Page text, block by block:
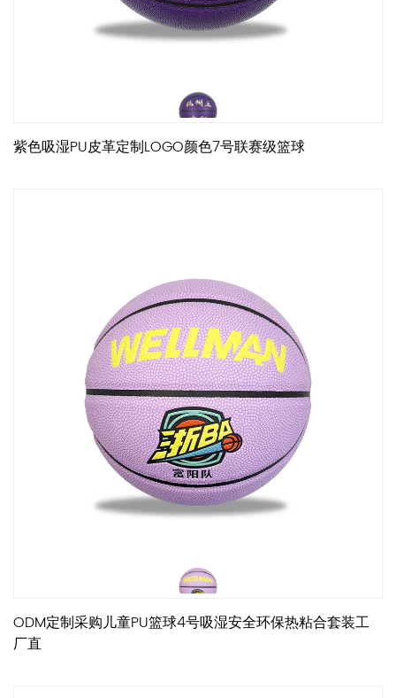
紫色吸湿PU皮革定制LOGO颜色7号联赛级篮球
ODM定制采购儿童PU篮球4号吸湿安全环保热粘合套装工
厂直